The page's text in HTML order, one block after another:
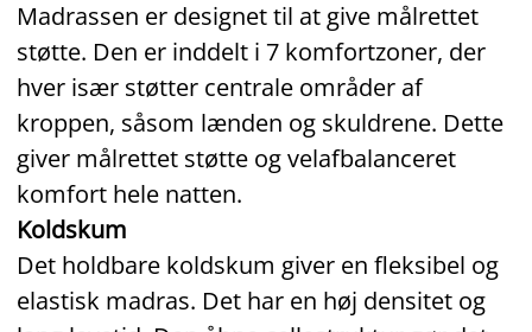
Madrassen er designet til at give målrettet
støtte. Den er inddelt i 7 komfortzoner, der
hver især støtter centrale områder af
kroppen, såsom lænden og skuldrene. Dette
giver målrettet støtte og velafbalanceret
komfort hele natten.
Koldskum
Det holdbare koldskum giver en fleksibel og
elastisk madras. Det har en høj densitet og